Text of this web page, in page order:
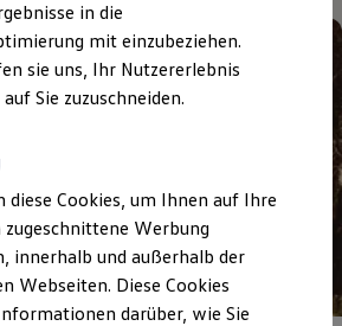
unterwegs
Zuhause
finden
in die
mit einzubeziehen.
sie uns, Ihr Nutzererlebnis
Sie zuzuschneiden.
diese Cookies, um Ihnen auf Ihre
zugeschnittene Werbung
innerhalb und außerhalb der
Webseiten. Diese Cookies
darüber, wie Sie